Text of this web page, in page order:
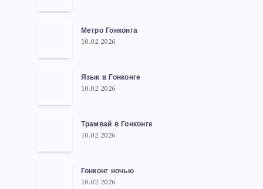
Метро Гонконга
10.02.2026
Язык в Гонконге
10.02.2026
Трамвай в Гонконге
10.02.2026
Гонконг ночью
10.02.2026